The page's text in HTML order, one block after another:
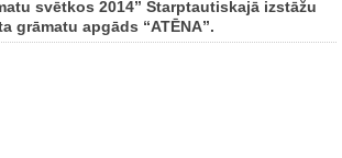
svētkos 2014” Starptautiskajā izstāžu
grāmatu apgāds “ATĒNA”.